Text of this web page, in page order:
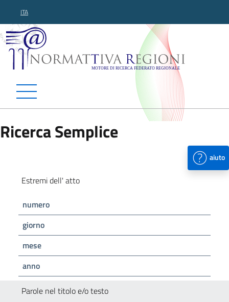
ITA
Normattiva Regioni -
Ricerca Semplice
aiuto
Estremi dell' atto
numero
giorno
mese
anno
Parole nel titolo e/o testo